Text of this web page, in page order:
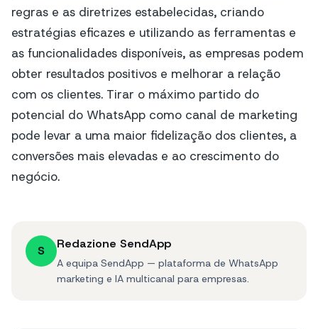
regras e as diretrizes estabelecidas, criando
estratégias eficazes e utilizando as ferramentas e
as funcionalidades disponíveis, as empresas podem
obter resultados positivos e melhorar a relação
com os clientes. Tirar o máximo partido do
potencial do WhatsApp como canal de marketing
pode levar a uma maior fidelização dos clientes, a
conversões mais elevadas e ao crescimento do
negócio.
S Redazione SendApp
A equipa SendApp — plataforma de WhatsApp
marketing e IA multicanal para empresas.